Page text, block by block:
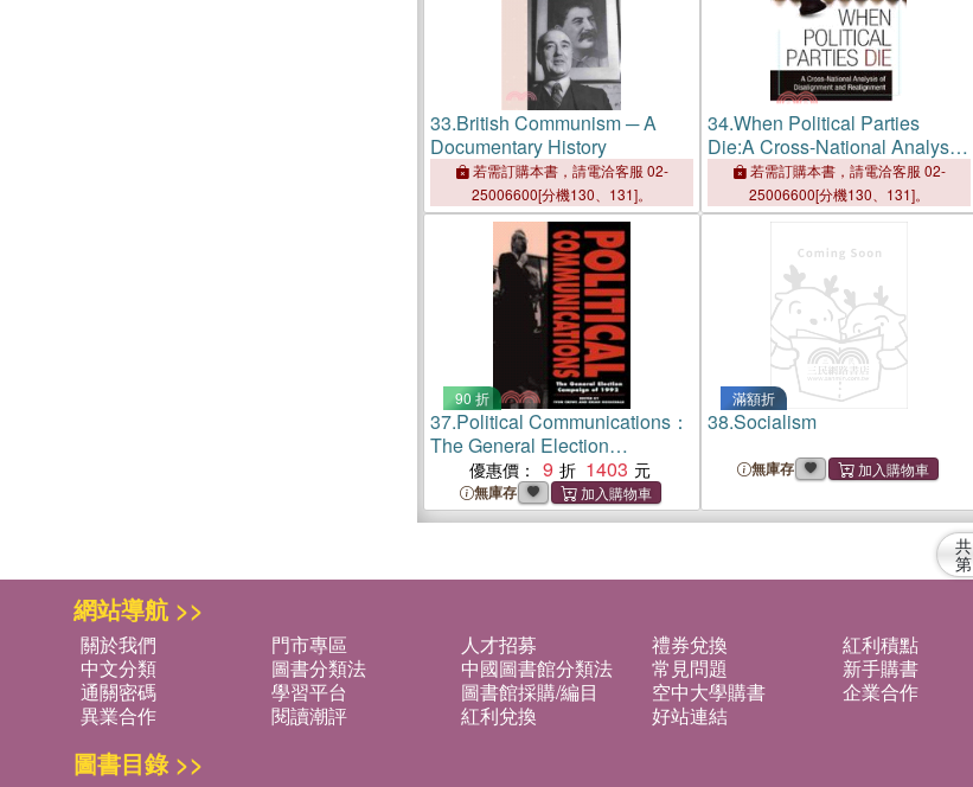
33.British Communism ─ A
Documentary History
若需訂購本書，請電洽客服 02-
25006600[分機130、131]。
34.When Political Parties
Die:A Cross-National Analysis
of Disalignment and
Realignment
若需訂購本書，請電洽客服 02-
25006600[分機130、131]。
90 折
37.Political Communications：
The General Election
Campaign of 1992
優惠價： 9 1403
無庫存
滿額折
38.Socialism
無庫存
共
第
網站導航 >>
關於我們 門市專區 人才招募 禮券兌換
紅利積點
中文分類
圖書分類法 中國圖書館分類法 常見問題
新手購書
通關密碼
學習平台 圖書館採購/編目 空中大學購書
企業合作
異業合作
閱讀潮評 紅利兌換 好站連結
圖書目錄 >>